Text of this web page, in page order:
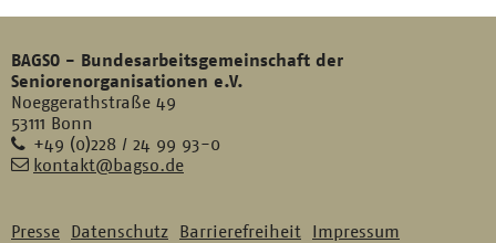
BAGSO - Bundesarbeitsgemeinschaft der
Seniorenorganisationen e.V.
Noeggerathstraße 49
53111 Bonn
Telefon
+49 (0)228 / 24 99 93-0
E- kontakt@bagso.de
Presse Datenschutz Barrierefreiheit Impressum